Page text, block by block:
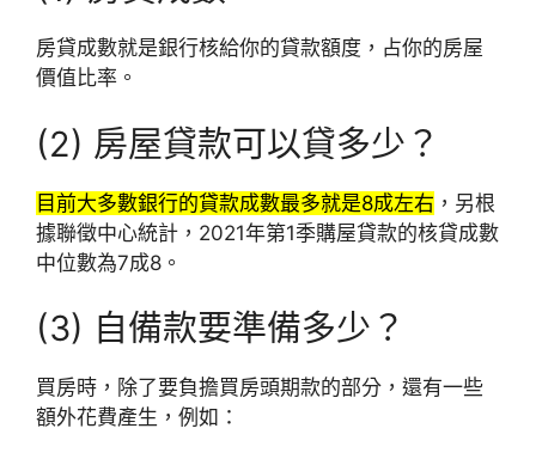
房貸成數就是銀行核給你的貸款額度，占你的房屋
價值比率。
(2) 房屋貸款可以貸多少？
目前大多數銀行的貸款成數最多就是8成左右 ，另根
據聯徵中心統計，2021年第1季購屋貸款的核貸成數
中位數為7成8。
(3) 自備款要準備多少？
買房時，除了要負擔買房頭期款的部分，還有一些
額外花費產生，例如：